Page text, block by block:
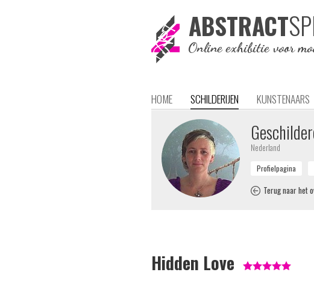
ABSTRACT
Online exhibitie voor
HOME SCHILDERIJEN KUNSTENAARS
Nederland
Terug naar het
Hidden Love